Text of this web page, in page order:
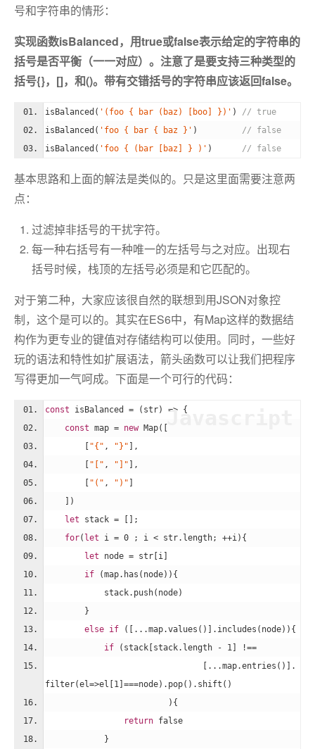
号和字符串的情形：
实现函数isBalanced，用true或false表示给定的字符串的
括号是否平衡（一一对应）。注意了是要支持三种类型的
括号{}，[]，和()。带有交错括号的字符串应该返回false。
isBalanced( '(foo { bar (baz) [boo] })' ) // true
isBalanced( 'foo { bar { baz }' ) // false
isBalanced( 'foo { (bar [baz] } )' ) // false
基本思路和上面的解法是类似的。只是这里面需要注意两
点：
过滤掉非括号的干扰字符。
每一种右括号有一种唯一的左括号与之对应。出现右
括号时候，栈顶的左括号必须是和它匹配的。
对于第二种，大家应该很自然的联想到用JSON对象控
制，这个是可以的。其实在ES6中，有Map这样的数据结
构作为更专业的键值对存储结构可以使用。同时，一些好
玩的语法和特性如扩展语法，箭头函数可以让我们把程序
写得更加一气呵成。下面是一个可行的代码：
const isBalanced = ( str) => {
const map = new Map([
"{" , "}" ],
"[" , "]" ],
"(" , ")"
    ])
let stack = [];
for( let i = 0 ; i < str.length; ++i){
let node = str[i]
if (map.has(node)){
            stack.push(node)
        }
else if ([...map.values()].includes(node)){
if (stack[stack.length - 1 ] !==
                                [...map.entries()].
filter(el=>el[ 1 ]===node).pop().shift()
                         ){
return false
            }
Javascript